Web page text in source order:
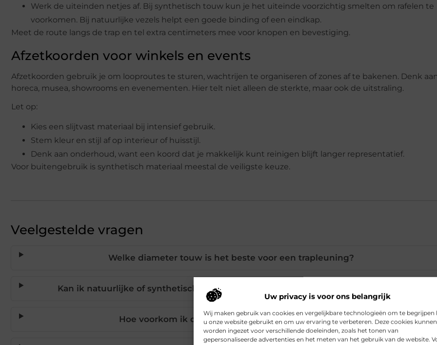
Uw privacy is voor ons belangrijk
Wij maken gebruik van cookies en vergelijkbare technologieën om te begrijpen
u onze website gebruikt en om uw ervaring te verbeteren. Deze cookies kunnen
worden ingezet voor verschillende doeleinden, zoals het tonen van
gepersonaliseerde advertenties en het meten van het gebruik van de website.
Werk de uiteinden netjes af. Bij synthetisch touw kun je het uiteinde voorzichtig smelten om rafelen te
voorkomen. Bij natuurlijke vezels helpt een goede binding of een eindkap.
Meet de route langs de trap en tel extra centimeters mee voor knopen en bevestiging.
Afzetkoorden voor winkels en events
Afzetkoorden gebruik je om looproutes te sturen, wachtrijen te organiseren of zones af te bakenen. Denk
horeca, musea, showrooms en evenementen. Hier telt niet alleen de sterkte, maar ook de uitstraling.
Let op:
Kies een slijtvast materiaal bij intensief gebruik.
Stem kleur en stijl af op interieur of huisstijl.
Denk aan onderhoud, want een koord dat je makkelijk kunt reinigen blijft langer representatief.
Voor buitengebruik is synthetisch materiaal meestal de veiligste keuze.
Veelgestelde vragen
Welke diameter touw is het beste voor een trapleuning?
Kan ik natuurlijke of synthetische vezels beter gebruiken voor een trapleuning?
Hoe voorkom ik dat mijn touwleuning gaat rafelen?